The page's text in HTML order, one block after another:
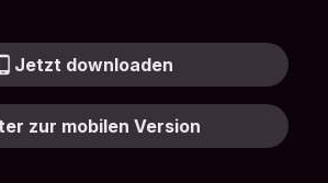
Jetzt downloaden
zur mobilen Version